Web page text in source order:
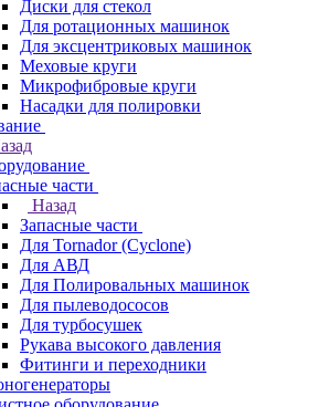
Диски для стекол
Для ротационных машинок
Для эксцентриковых машинок
Меховые круги
Микрофибровые круги
Насадки для полировки
части
Назад
Запасные части
Для Tornador (Cyclone)
Для АВД
Для Полировальных машинок
Для пылеводососов
Для турбосушек
Рукава высокого давления
Фитинги и переходники